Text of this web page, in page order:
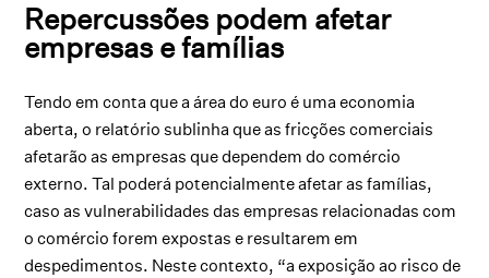
Repercussões podem afetar
empresas e famílias
Tendo em conta que a área do euro é uma economia
aberta, o relatório sublinha que as fricções comerciais
afetarão as empresas que dependem do comércio
externo. Tal poderá potencialmente afetar as famílias,
caso as vulnerabilidades das empresas relacionadas com
o comércio forem expostas e resultarem em
despedimentos. Neste contexto, “a exposição ao risco de